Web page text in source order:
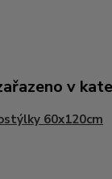
v
60x120cm